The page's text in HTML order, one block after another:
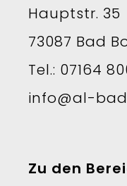
Hauptstr. 35
73087 Bad
Tel.: 07164
info@al-
Zu den